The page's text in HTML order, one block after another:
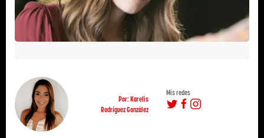
Por: Karelis
Rodríguez González
Mis redes